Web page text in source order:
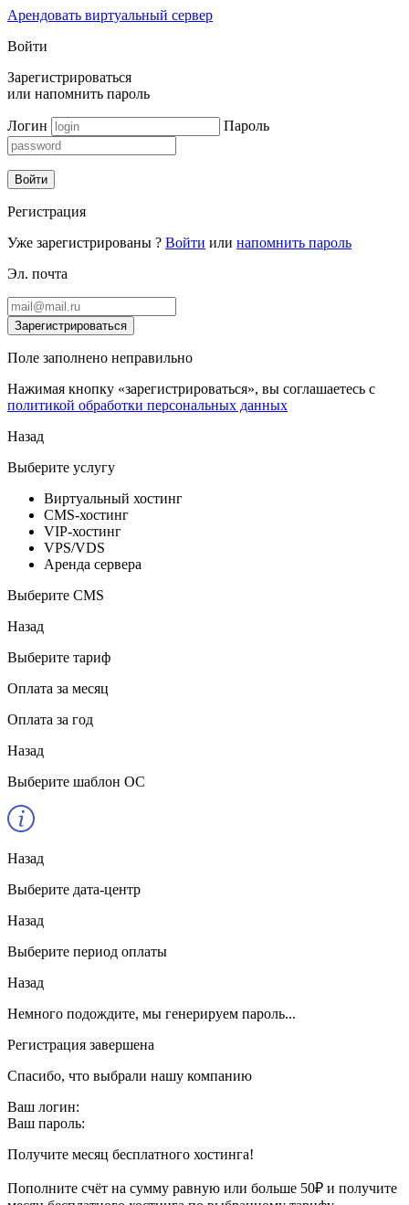
Арендовать виртуальный сервер
Войти
Зарегистрироваться
или напомнить пароль
Логин Пароль
Войти
Регистрация
Уже зарегистрированы ? Войти или напомнить пароль
Эл. почта
Зарегистрироваться
Поле заполнено неправильно
Нажимая кнопку «зарегистрироваться», вы соглашаетесь с
политикой обработки персональных данных
Назад
Выберите услугу
Виртуальный хостинг
CMS-хостинг
VIP-хостинг
VPS/VDS
Аренда сервера
Выберите CMS
Назад
Выберите тариф
Оплата за месяц
Оплата за год
Назад
Выберите шаблон ОС
Назад
Выберите дата-центр
Назад
Выберите период оплаты
Назад
Немного подождите, мы генерируем пароль...
Регистрация завершена
Спасибо, что выбрали нашу компанию
Ваш логин:
Ваш пароль:
Получите месяц бесплатного хостинга!
Пополните счёт на сумму равную или больше 50₽ и получите